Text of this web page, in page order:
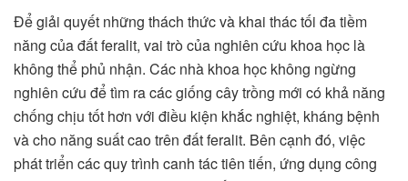
Để giải quyết những thách thức và khai thác tối đa tiềm
năng của đất feralit, vai trò của nghiên cứu khoa học là
không thể phủ nhận. Các nhà khoa học không ngừng
nghiên cứu để tìm ra các giống cây trồng mới có khả năng
chống chịu tốt hơn với điều kiện khắc nghiệt, kháng bệnh
và cho năng suất cao trên đất feralit. Bên cạnh đó, việc
phát triển các quy trình canh tác tiên tiến, ứng dụng công